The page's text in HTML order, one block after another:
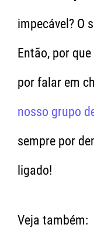
impecável? O
Então, por
por falar em
nosso grupo
sempre por
ligado!
Veja também: